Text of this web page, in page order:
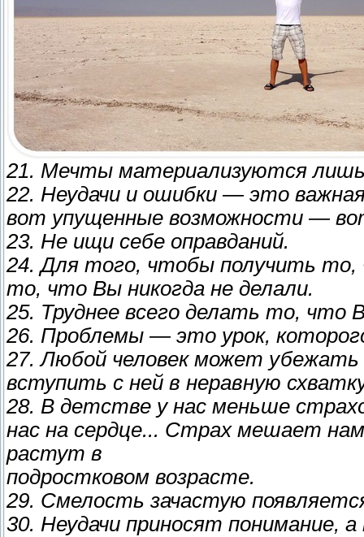
21. Мечты материализуются
22. Неудачи и ошибки — это
вот упущенные возможности —
23. Не ищи себе оправданий.
24. Для того, чтобы получить то,
то, что Вы никогда не делали.
25. Труднее всего делать то, что
26. Проблемы — это урок,
27. Любой человек может
вступить с ней в неравную
28. В детстве у нас меньше
нас на сердце... Страх мешает
растут в
подростковом возрасте.
29. Смелость зачастую
30. Неудачи приносят понимание,